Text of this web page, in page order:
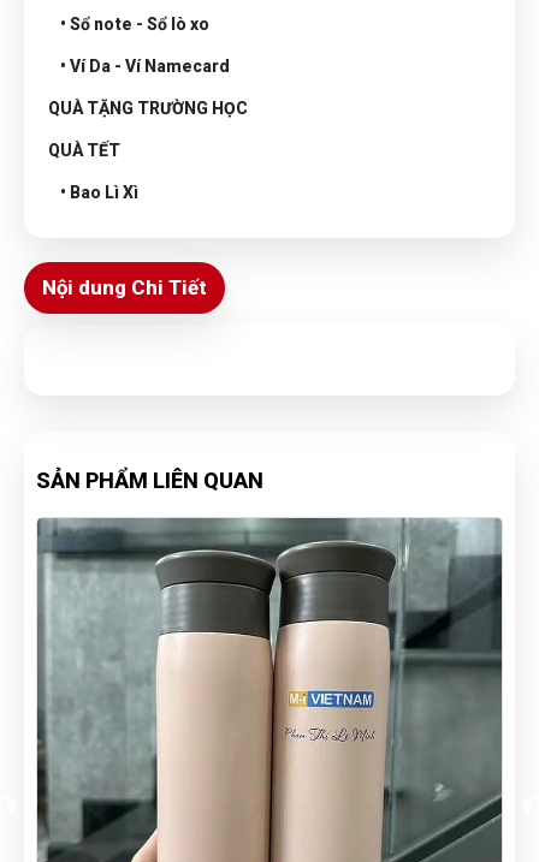
• Sổ note - Sổ lò xo
• Ví Da - Ví Namecard
QUÀ TẶNG TRƯỜNG HỌC
QUÀ TẾT
• Bao Lì Xì
Nội dung Chi Tiết
SẢN PHẨM LIÊN QUAN